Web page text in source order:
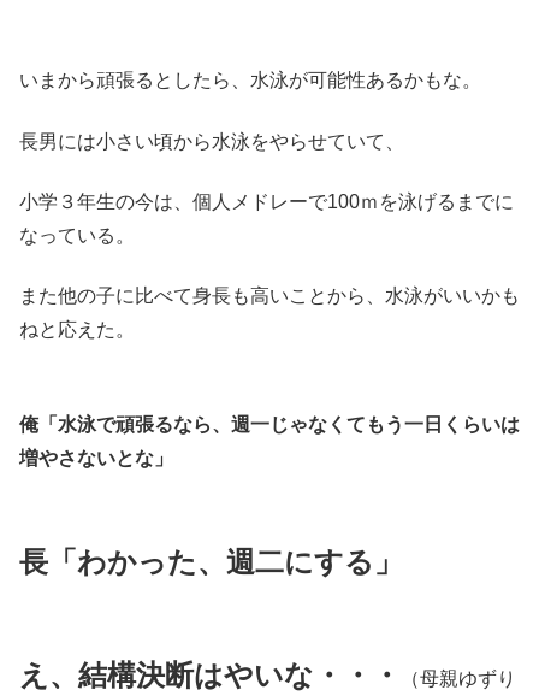
いまから頑張るとしたら、水泳が可能性あるかもな。
長男には小さい頃から水泳をやらせていて、
小学３年生の今は、個人メドレーで100ｍを泳げるまでに
なっている。
また他の子に比べて身長も高いことから、水泳がいいかも
ねと応えた。
俺「水泳で頑張るなら、週一じゃなくてもう一日くらいは
増やさないとな」
長「わかった、週二にする」
え、結構決断はやいな・・・
（母親ゆずり